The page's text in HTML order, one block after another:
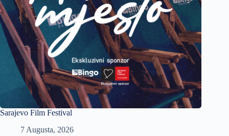
Sarajevo Film Festival
7 Augusta, 2026